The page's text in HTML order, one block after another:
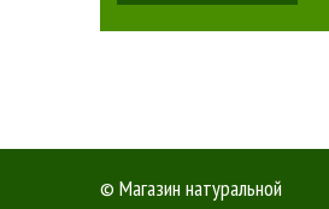
© Магазин натуральной